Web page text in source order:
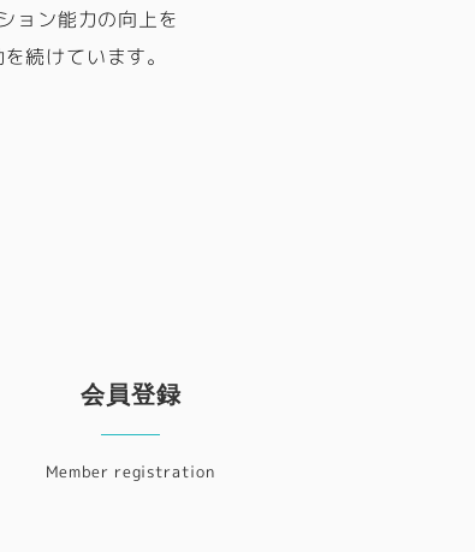
ョン能力の向上を
続けています。
会員登録
Member registration